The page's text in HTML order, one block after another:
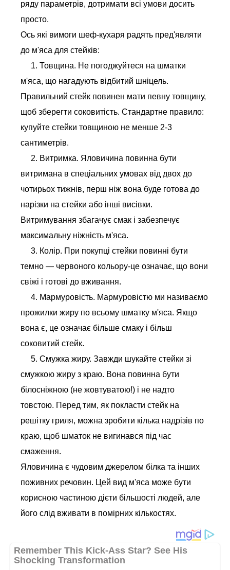
ряду параметрів, дотримати всі умови досить
просто.
Ось які вимоги шеф-кухаря радять пред'являти
до м'яса для стейків:
1. Товщина. Не погоджуйтеся на шматки
м'яса, що нагадують відбитий шніцель.
Правильний стейк повинен мати певну товщину,
щоб зберегти соковитість. Стандартне правило:
купуйте стейки товщиною не менше 2-3
сантиметрів.
2. Витримка. Яловичина повинна бути
витримана в спеціальних умовах від двох до
чотирьох тижнів, перш ніж вона буде готова до
нарізки на стейки або інші висівки.
Витримування збагачує смак і забезпечує
максимальну ніжність м'яса.
3. Колір. При покупці стейки повинні бути
темно — червоного кольору-це означає, що вони
свіжі і готові до вживання.
4. Мармуровість. Мармуровістю ми називаємо
прожилки жиру по всьому шматку м'яса. Якщо
вона є, це означає більше смаку і більш
соковитий стейк.
5. Смужка жиру. Завжди шукайте стейки зі
смужкою жиру з краю. Вона повинна бути
білосніжною (не жовтуватою!) і не надто
товстою. Перед тим, як покласти стейк на
решітку гриля, можна зробити кілька надрізів по
краю, щоб шматок не вигинався під час
смаження.
Яловичина є чудовим джерелом білка та інших
поживних речовин. Цей вид м'яса може бути
корисною частиною дієти більшості людей, але
його слід вживати в помірних кількостях.